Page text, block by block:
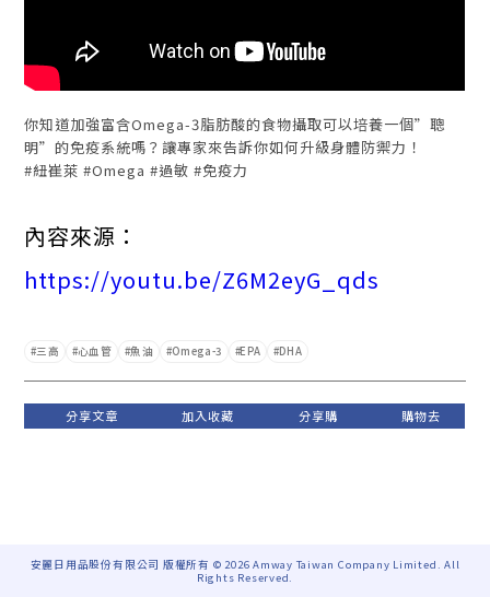
你知道加強富含Omega-3脂肪酸的食物攝取可以培養一個”聰
明”的免疫系統嗎？讓專家來告訴你如何升級身體防禦力！
#紐崔萊 #Omega #過敏 #免疫力
內容來源：
https://youtu.be/Z6M2eyG_qds
三高 心血管 魚油 Omega-3 EPA DHA
安麗日用品股份有限公司 版權所有 © 2026 Amway Taiwan Company Limited. All
Rights Reserved.